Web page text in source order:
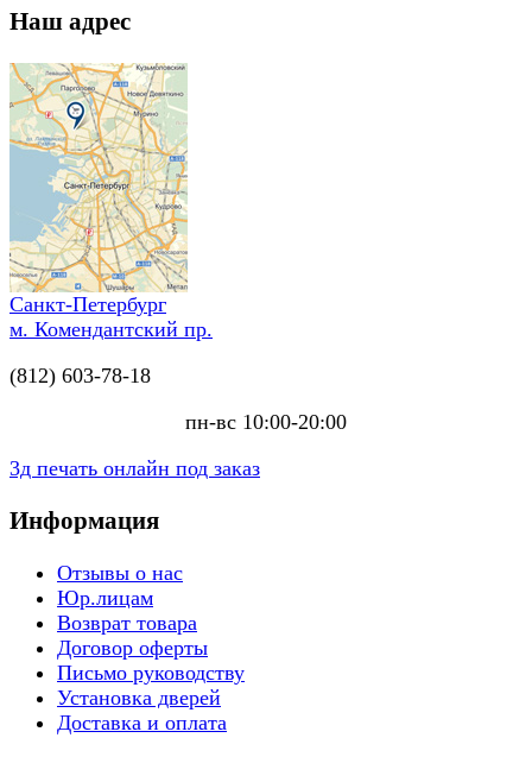
Наш адрес
Санкт-Петербург
м. Комендантский пр.
(812) 603-78-18
пн-вс 10:00-20:00
3д печать онлайн под заказ
Информация
Отзывы о нас
Юр.лицам
Возврат товара
Договор оферты
Письмо руководству
Установка дверей
Доставка и оплата